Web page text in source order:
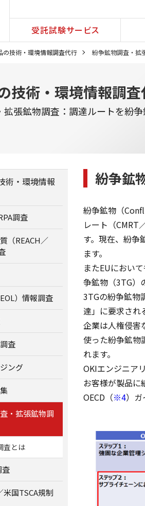
受託試験サービス
の技術・環境情報調査代行 紛争鉱物調査・拡
技術・環境情報調査
拡張鉱物調査：調達ルートを紛
紛争鉱
紛争鉱物（
レート（CMRT
す。現在、紛争
ます。
またEUにおい
争鉱物（3TG）
3TGの紛争鉱物
達」に要求され
企業は人権侵害
使った紛争鉱物
れます。
OKIエンジニア
お客様が製品に
OECD（※4）ガ
術・環境情報
調査
（REACH／
）情報調査
査
ング
・拡張鉱物調
査とは
査
米国TSCA規制